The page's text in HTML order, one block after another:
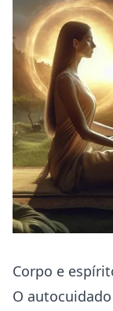
Corpo e
O